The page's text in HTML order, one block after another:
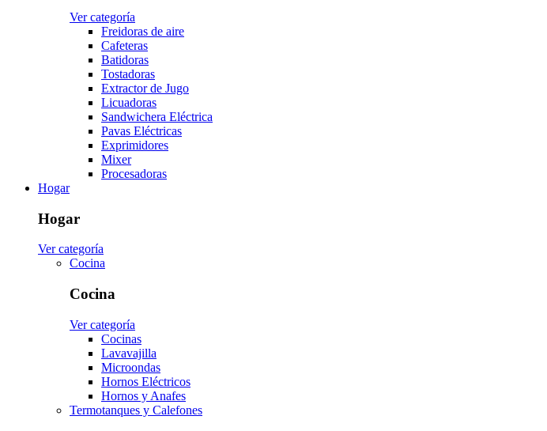
Ver categoría
Freidoras de aire
Cafeteras
Batidoras
Tostadoras
Extractor de Jugo
Licuadoras
Sandwichera Eléctrica
Pavas Eléctricas
Exprimidores
Mixer
Procesadoras
Hogar
Hogar
Ver categoría
Cocina
Cocina
Ver categoría
Cocinas
Lavavajilla
Microondas
Hornos Eléctricos
Hornos y Anafes
Termotanques y Calefones